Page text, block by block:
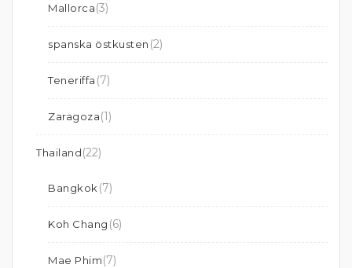
Mallorca(3)
spanska östkusten (2)
Teneriffa (7)
Zaragoza(1)
Thailand(22)
Bangkok (7)
Koh Chang (6)
Mae Phim(7)